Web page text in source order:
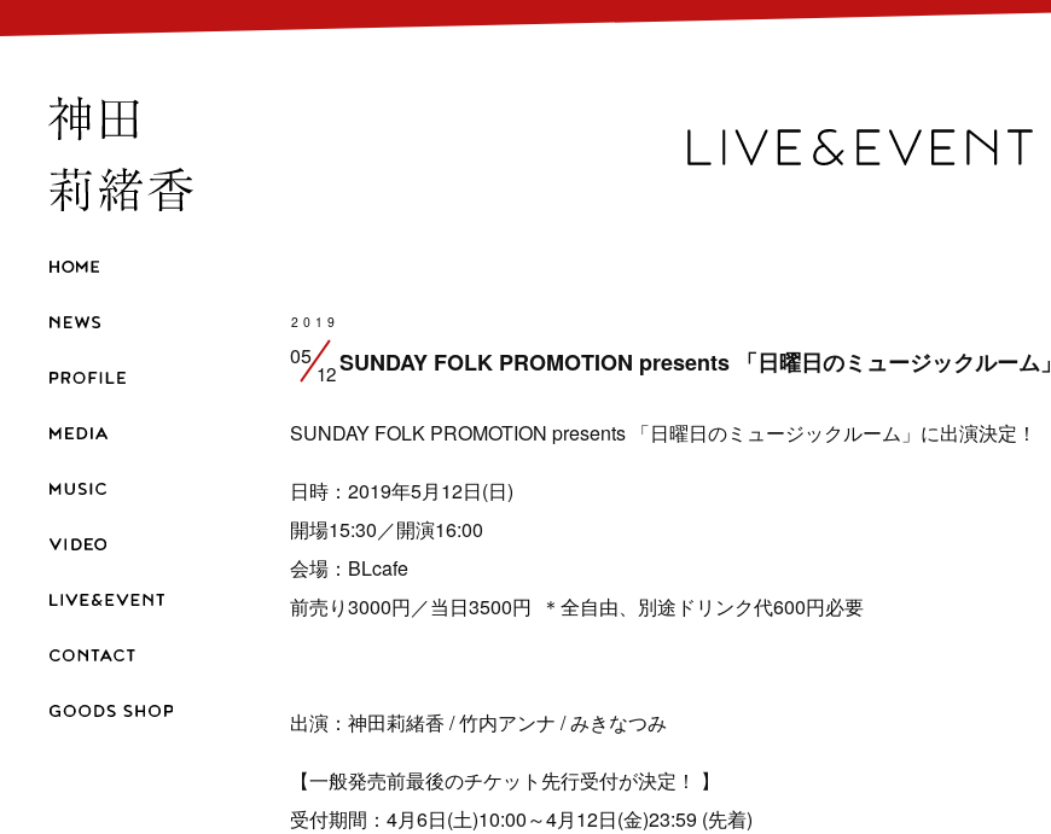
2019
05
12SUNDAY FOLK PROMOTION presents 「日曜日のミュージックルーム」
SUNDAY FOLK PROMOTION presents 「日曜日のミュージックルーム」に出演決定！
日時：2019年5月12日(日)
開場15:30／開演16:00
会場：BLcafe
前売り3000円／当日3500円 ＊全自由、別途ドリンク代600円必要
出演：神田莉緒香 / 竹内アンナ / みきなつみ
【一般発売前最後のチケット先行受付が決定！ 】
受付期間：4月6日(土)10:00～4月12日(金)23:59 (先着)